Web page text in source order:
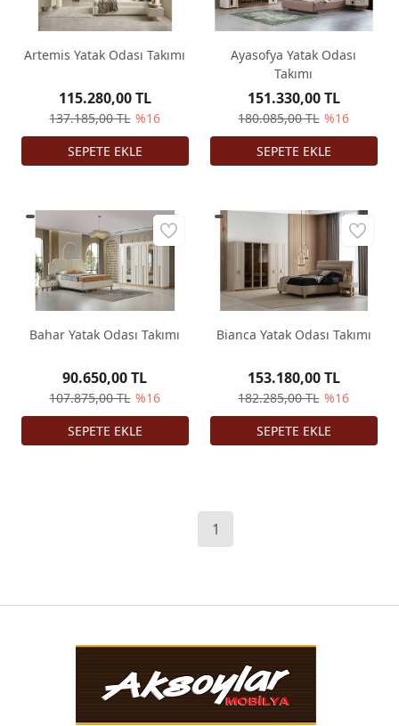
Artemis Yatak Odası Takımı
137.185,00 TL %16
115.280,00 TL
Ayasofya Yatak Odası
Takımı
180.085,00 TL %16
151.330,00 TL
Bahar Yatak Odası Takımı
107.875,00 TL %16
90.650,00 TL
Bianca Yatak Odası Takımı
182.285,00 TL %16
153.180,00 TL
1